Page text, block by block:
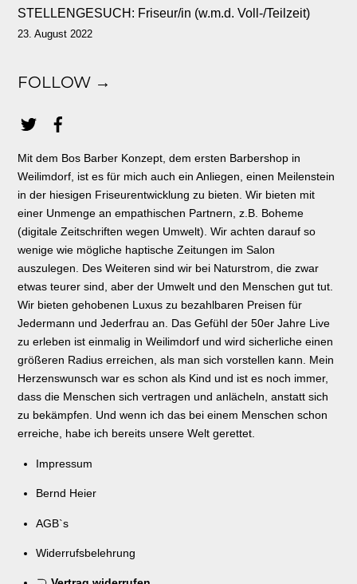
STELLENGESUCH: Friseur/in (w.m.d. Voll-/Teilzeit)
23. August 2022
FOLLOW →
Mit dem Bos Barber Konzept, dem ersten Barbershop in
Weilimdorf, ist es für mich auch ein Anliegen, einen Meilenstein
in der hiesigen Friseurentwicklung zu bieten. Wir bieten mit
einer Unmenge an empathischen Partnern, z.B. Boheme
(digitale Zeitschriften wegen Umwelt). Wir achten darauf so
wenige wie mögliche haptische Zeitungen im Salon
auszulegen. Des Weiteren sind wir bei Naturstrom, die zwar
etwas teurer sind, aber der Umwelt und den Menschen gut tut.
Wir bieten gehobenen Luxus zu bezahlbaren Preisen für
Jedermann und Jederfrau an. Das Gefühl der 50er Jahre Live
zu erleben ist einmalig in Weilimdorf und wird sicherliche einen
größeren Radius erreichen, als man sich vorstellen kann. Mein
Herzenswunsch war es schon als Kind und ist es noch immer,
dass die Menschen sich vertragen und anlächeln, anstatt sich
zu bekämpfen. Und wenn ich das bei einem Menschen schon
erreiche, habe ich bereits unsere Welt gerettet.
Impressum
Bernd Heier
AGB`s
Widerrufsbelehrung